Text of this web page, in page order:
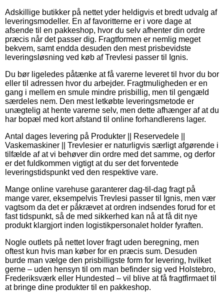
Adskillige butikker på nettet yder heldigvis et bredt udvalg af
leveringsmodeller. En af favoritterne er i vore dage at
afsende til en pakkeshop, hvor du selv afhenter din ordre
præcis når det passer dig. Fragtformen er nemlig meget
bekvem, samt endda desuden den mest prisbevidste
leveringsløsning ved køb af Trevlesi passer til Ignis.
Du bør ligeledes påtænke at få varerne leveret til hvor du bor
eller til adressen hvor du arbejder. Fragtmuligheden er en
gang i mellem en smule mindre prisbillig, men til gengæld
særdeles nem. Den mest letkøbte leveringsmetode er
unægtelig at hente varerne selv, men dette afhænger af at du
har bopæl med kort afstand til online forhandlerens lager.
Antal dages levering på Produkter || Reservedele ||
Vaskemaskiner || Trevlesier er naturligvis særligt afgørende i
tilfælde af at vi behøver din ordre med det samme, og derfor
er det fuldkommen vigtigt at du ser det forventede
leveringstidspunkt ved den respektive vare.
Mange online varehuse garanterer dag-til-dag fragt på
mange varer, eksempelvis Trevlesi passer til Ignis, men vær
vagtsom da det er påkrævet at ordren indsendes forud for et
fast tidspunkt, så de med sikkerhed kan nå at få dit nye
produkt klargjort inden logistikpersonalet holder fyraften.
Nogle outlets på nettet lover fragt uden beregning, men
oftest kun hvis man køber for en præcis sum. Desuden
burde man vælge den prisbilligste form for levering, hvilket
gerne – uden hensyn til om man befinder sig ved Holstebro,
Frederiksværk eller Hundested – vil blive at få fragtfirmaet til
at bringe dine produkter til en pakkeshop.